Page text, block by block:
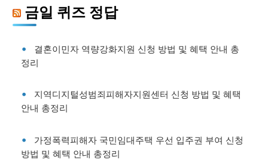
금일 퀴즈 정답
결혼이민자 역량강화지원 신청 방법 및 혜택 안내 총
정리
지역디지털성범죄피해자지원센터 신청 방법 및 혜택
안내 총정리
가정폭력피해자 국민임대주택 우선 입주권 부여 신청
방법 및 혜택 안내 총정리